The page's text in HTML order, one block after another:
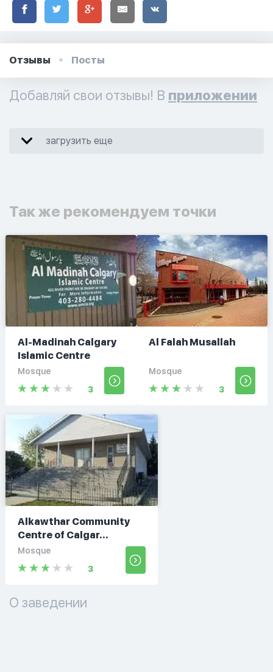
Отзывы Посты
Добавляй свои отзывы! В приложении
загрузить еще
Так же рекомендуем точки
Al-Madinah Calgary
Islamic Centre
Mosque
3
Al Falah Musallah
Mosque
3
Alkawthar Community
Centre of Calgar...
Mosque
3
О заведении